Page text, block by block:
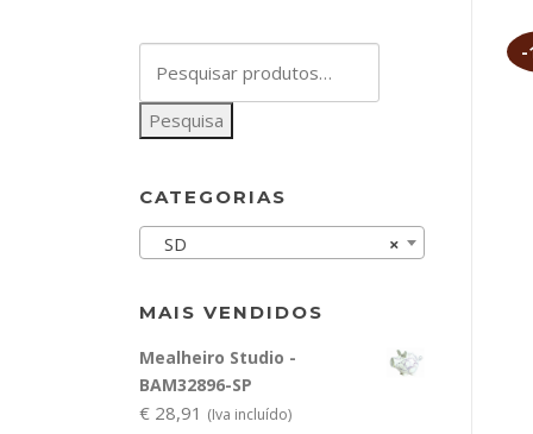
-
por:
Pesquisa
CATEGORIAS
×
SD
MAIS VENDIDOS
Mealheiro Studio -
BAM32896-SP
€ 28,91 (Iva incluído)